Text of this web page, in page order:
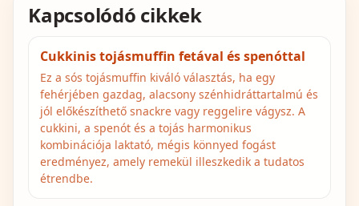
Kapcsolódó cikkek
Cukkinis tojásmuffin fetával és spenóttal
Ez a sós tojásmuffin kiváló választás, ha egy
fehérjében gazdag, alacsony szénhidráttartalmú és
jól előkészíthető snackre vagy reggelire vágysz. A
cukkini, a spenót és a tojás harmonikus
kombinációja laktató, mégis könnyed fogást
eredményez, amely remekül illeszkedik a tudatos
étrendbe.